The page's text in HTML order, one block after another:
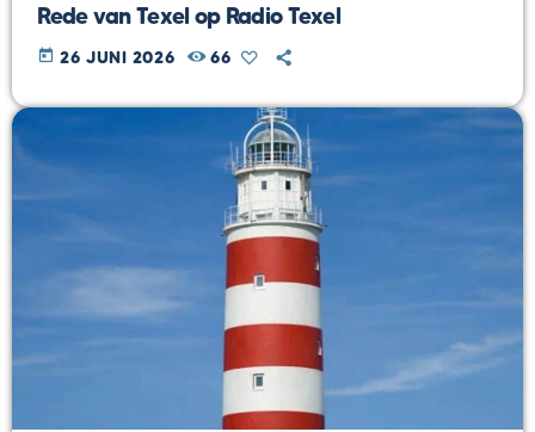
Rede van Texel op Radio Texel
today 26 JUNI 2026 66